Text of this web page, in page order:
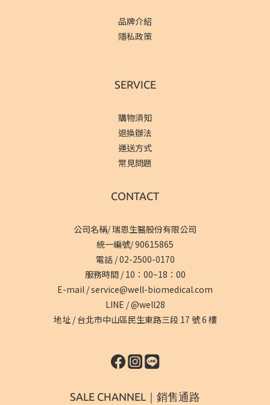
品牌介紹
隱私政策
SERVICE
購物須知
退換辦法
運送方式
常見問題
CONTACT
公司名稱/ 瑞恩生醫股份有限公司
統一編號/ 90615865
電話 /02-2500-0170
服務時間 / 10：00~18：00
E-mail /service@well-biomedical.com
LINE /@well28
地址 /台北市中山區民生東路三段 17 號 6 樓
SALE CHANNEL｜銷售通路